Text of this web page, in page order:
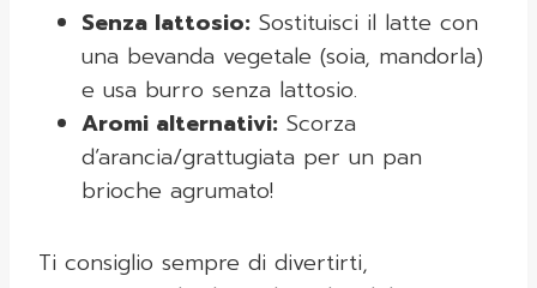
Senza lattosio: Sostituisci il latte con
una bevanda vegetale (soia, mandorla)
e usa burro senza lattosio.
Aromi alternativi: Scorza
d’arancia/grattugiata per un pan
brioche agrumato!
Ti consiglio sempre di divertirti,